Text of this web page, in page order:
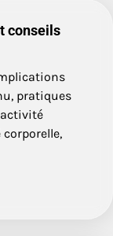
conseils
pratiques